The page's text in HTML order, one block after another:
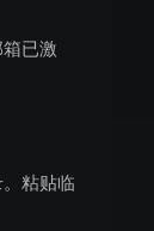
已激
粘贴临